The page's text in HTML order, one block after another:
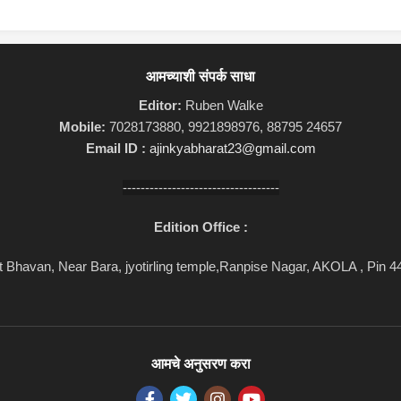
आमच्याशी संपर्क साधा
Editor: Ruben Walke
Mobile: 7028173880, 9921898976, 88795 24657
Email ID : ajinkyabharat23@gmail.com
-----------------------------------
Edition Office :
Bhavan, Near Bara, jyotirling temple,Ranpise Nagar, AKOLA , Pin
आमचे अनुसरण करा